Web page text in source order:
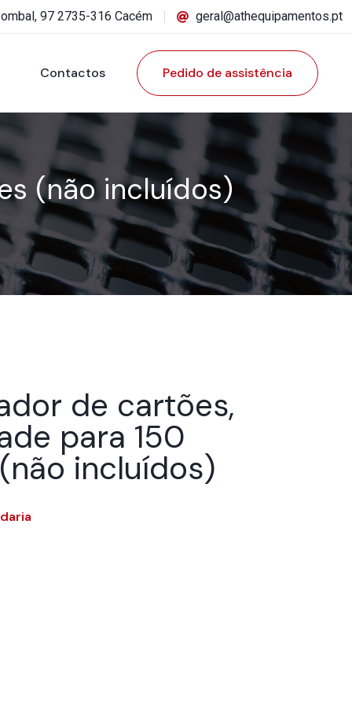
97 2735-316 Cacém geral@athequipamentos.pt
Contactos Pedido de assistência
(não incluídos)
de cartões,
para 150
incluídos)